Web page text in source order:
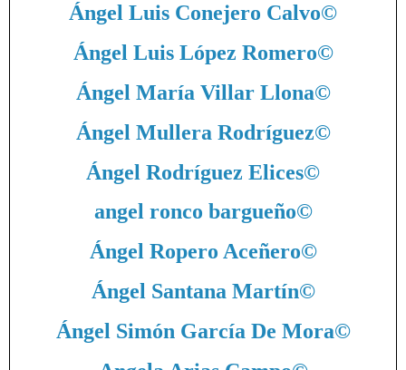
Ángel Luis Conejero Calvo©
Ángel Luis López Romero©
Ángel María Villar Llona©
Ángel Mullera Rodríguez©
Ángel Rodríguez Elices©
angel ronco bargueño©
Ángel Ropero Aceñero©
Ángel Santana Martín©
Ángel Simón García De Mora©